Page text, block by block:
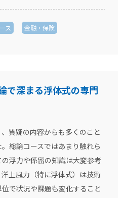
ス 金融・保険
で深まる浮体式の専門
質疑の内容からも多くのこと
総論コースではあまり触れら
浮力や係留の知識は大変参考
上風力（特に浮体式）は技術
で状況や課題も変化すること